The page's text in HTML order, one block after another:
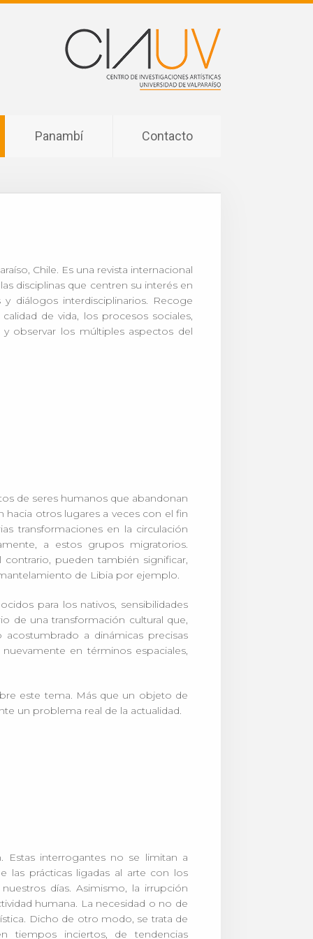
Panambí Contacto
Chile. Es una revista internacional
disciplinas que centren su interés en
diálogos interdisciplinarios. Recoge
de vida, los procesos sociales,
observar los múltiples aspectos del
de seres humanos que abandonan
otros lugares a veces con el fin
transformaciones en la circulación
a estos grupos migratorios.
pueden también significar,
de Libia por ejemplo.
para los nativos, sensibilidades
de una transformación cultural que,
a dinámicas precisas
en términos espaciales,
este tema. Más que un objeto de
un problema real de la actualidad.
Estas interrogantes no se limitan a
prácticas ligadas al arte con los
días. Asimismo, la irrupción
humana. La necesidad o no de
Dicho de otro modo, se trata de
tiempos inciertos, de tendencias